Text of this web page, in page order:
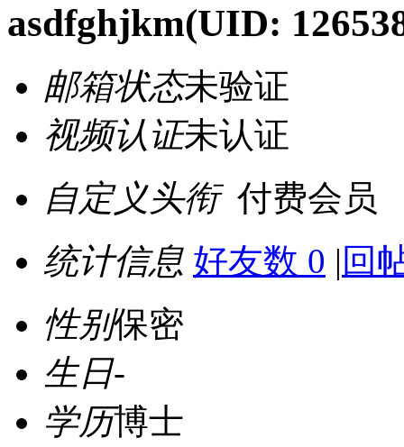
asdfghjkm(UID:
邮箱状态未验证
视频认证未认证
自定义头衔 付费会员
统计信息 好友数 0 | 回
性别保密
生日-
学历博士